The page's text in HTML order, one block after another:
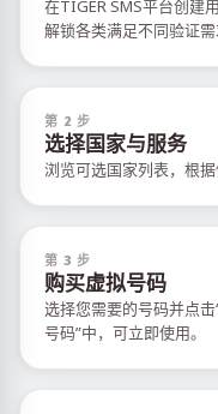
在TIGER SMS平台创建
解锁各类满足不同验证需
第 2 步
选择国家与服务
浏览可选国家列表，根
第 3 步
购买虚拟号码
选择您需要的号码并点
号码”中，可立即使用。